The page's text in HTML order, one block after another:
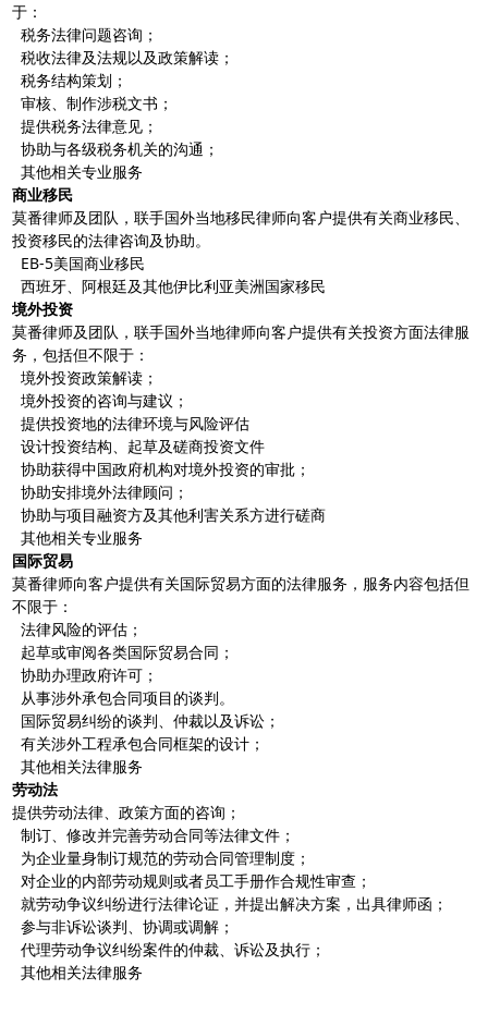
于：
税务法律问题咨询；
税收法律及法规以及政策解读；
税务结构策划；
审核、制作涉税文书；
提供税务法律意见；
协助与各级税务机关的沟通；
其他相关专业服务
商业移民
莫番律师及团队，联手国外当地移民律师向客户提供有关商业移民、
投资移民的法律咨询及协助。
EB-5美国商业移民
西班牙、阿根廷及其他伊比利亚美洲国家移民
境外投资
莫番律师及团队，联手国外当地律师向客户提供有关投资方面法律服
务，包括但不限于：
境外投资政策解读；
境外投资的咨询与建议；
提供投资地的法律环境与风险评估
设计投资结构、起草及磋商投资文件
协助获得中国政府机构对境外投资的审批；
协助安排境外法律顾问；
协助与项目融资方及其他利害关系方进行磋商
其他相关专业服务
国际贸易
莫番律师向客户提供有关国际贸易方面的法律服务，服务内容包括但
不限于：
法律风险的评估；
起草或审阅各类国际贸易合同；
协助办理政府许可；
从事涉外承包合同项目的谈判。
国际贸易纠纷的谈判、仲裁以及诉讼；
有关涉外工程承包合同框架的设计；
其他相关法律服务
劳动法
提供劳动法律、政策方面的咨询；
制订、修改并完善劳动合同等法律文件；
为企业量身制订规范的劳动合同管理制度；
对企业的内部劳动规则或者员工手册作合规性审查；
就劳动争议纠纷进行法律论证，并提出解决方案，出具律师函；
参与非诉讼谈判、协调或调解；
代理劳动争议纠纷案件的仲裁、诉讼及执行；
其他相关法律服务